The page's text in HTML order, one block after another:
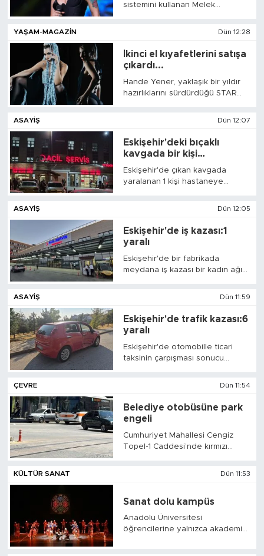
çok zor. Sağlık müdürümüzü de
hizmet odaklı olması beni çok
sistemini kullanan Melek
belirleyen ünlü şarkıcının, bu
sistem üzerinden ayda yaklaşık
112 bin TL brüt gelir elde ettiği
hesaplandı.
YAŞAM-MAGAZIN Dün 12:28
İkinci el kıyafetlerini satışa
çıkardı...
Hande Yener, yaklaşık bir yıldır
hazırlıklarını sürdürdüğü STAR
kliplerinde kullandığı ikinci el
kostümler ile özel tasarım
parçalarını satışa sundu.
ASAYIŞ Dün 12:07
Eskişehir'deki bıçaklı
kavgada bir kişi
Eskişehir'de çıkan kavgada
yaralanan 1 kişi hastaneye
ASAYIŞ Dün 12:05
Eskişehir'de iş kazası:1
yaralı
Eskişehir'de bir fabrikada
meydana iş kazası bir kadın ağır
ASAYIŞ Dün 11:59
Eskişehir'de trafik kazası:6
yaralı
Eskişehir'de otomobille ticari
taksinin çarpışması sonucu
ÇEVRE Dün 11:54
Belediye otobüsüne park
engeli
Cumhuriyet Mahallesi Cengiz
Topel-1 Caddesi’nde kırmızı
KÜLTÜR SANAT Dün 11:53
Sanat dolu kampüs
Anadolu Üniversitesi
öğrencilerine yalnızca akademik